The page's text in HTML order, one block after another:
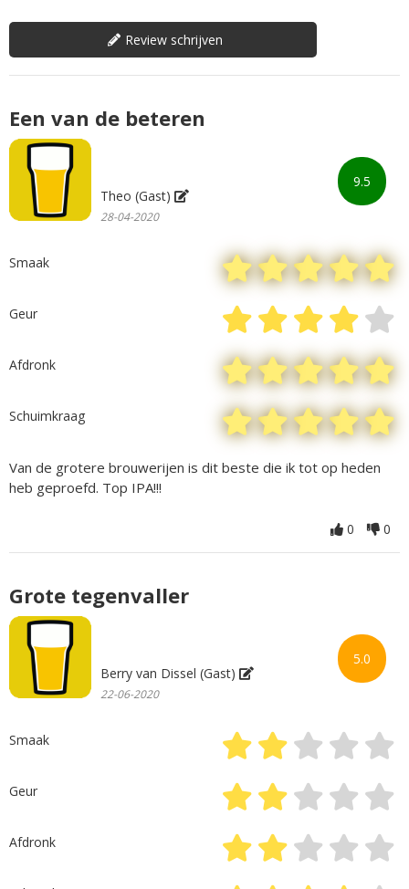
Review schrijven
9.5
Een van de beteren
Theo (Gast)
28-04-2020
Smaak
Geur
Afdronk
Schuimkraag
Van de grotere brouwerijen is dit beste die ik tot op heden
heb geproefd. Top IPA!!!
0 0
5.0
Grote tegenvaller
Berry van Dissel (Gast)
22-06-2020
Smaak
Geur
Afdronk